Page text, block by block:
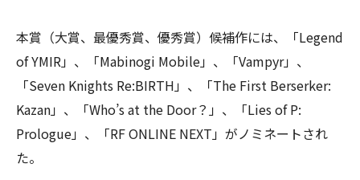
本賞（大賞、最優秀賞、優秀賞）候補作には、「Legend
of YMIR」、「Mabinogi Mobile」、「Vampyr」、
「Seven Knights Re:BIRTH」、「The First Berserker:
Kazan」、「Who’s at the Door？」、「Lies of P:
Prologue」、「RF ONLINE NEXT」がノミネートされ
た。